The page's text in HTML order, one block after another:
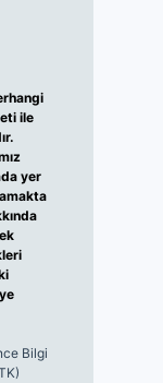
ile
yer
Bilgi